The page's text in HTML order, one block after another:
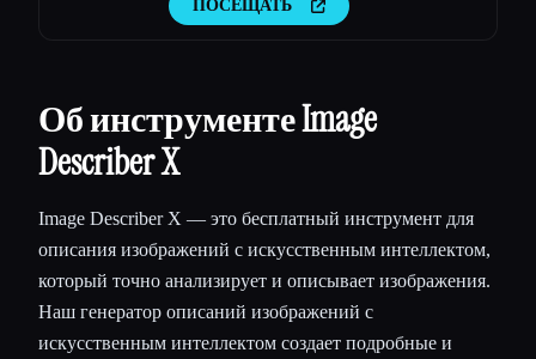
Humanize
ПОСЕЩАТЬ
Об инструменте Image
Describer X
Image Describer X — это бесплатный инструмент для
описания изображений с искусственным интеллектом,
который точно анализирует и описывает изображения.
Наш генератор описаний изображений с
искусственным интеллектом создает подробные и